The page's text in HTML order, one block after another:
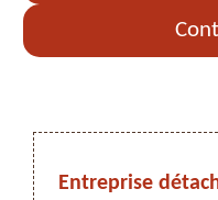
Entreprise